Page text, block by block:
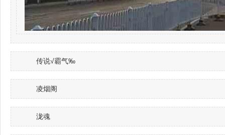
传说√霸气‰
凌烟阁
泷魂